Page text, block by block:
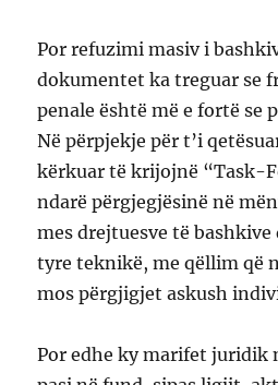
Por refuzimi masiv i
dokumentet ka treguar se
penale është më e fortë se
Në përpjekje për t’i
kërkuar të krijojnë “Task-
ndarë përgjegjësinë në
mes drejtuesve të bashkive
tyre teknikë, me qëllim që
mos përgjigjet askush
Por edhe ky marifet juridik